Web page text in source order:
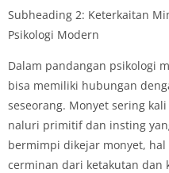
Subheading 2: Keterkaitan
Psikologi Modern
Dalam pandangan psikologi
bisa memiliki hubungan
seseorang. Monyet sering
naluri primitif dan insting
bermimpi dikejar monyet,
cerminan dari ketakutan dan